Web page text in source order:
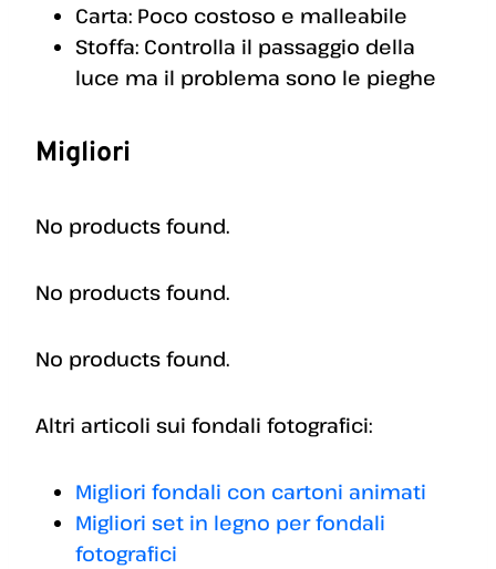
Carta: Poco costoso e malleabile
Stoffa: Controlla il passaggio della
luce ma il problema sono le pieghe
Migliori
No products found.
No products found.
No products found.
Altri articoli sui fondali fotografici:
Migliori fondali con cartoni animati
Migliori set in legno per fondali
fotografici